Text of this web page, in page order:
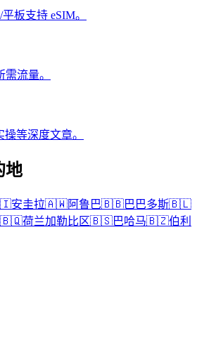
板支持 eSIM。
需流量。
等深度文章。
地
安圭拉🇦🇼阿鲁巴🇧🇧巴巴多斯🇧🇱
🇧🇶荷兰加勒比区🇧🇸巴哈马🇧🇿伯利